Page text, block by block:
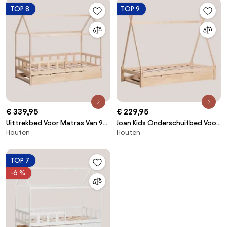
TOP 8
€ 339,95
Uittrekbed Voor Matras Van 90
X 190 Cm In Hout Kelly Kids
Sklum
Houten
TOP 9
€ 229,95
Joan Kids Onderschuifbed Voor
90 Cm Matras Van Grenenhout
Houten
TOP 7
-6 %